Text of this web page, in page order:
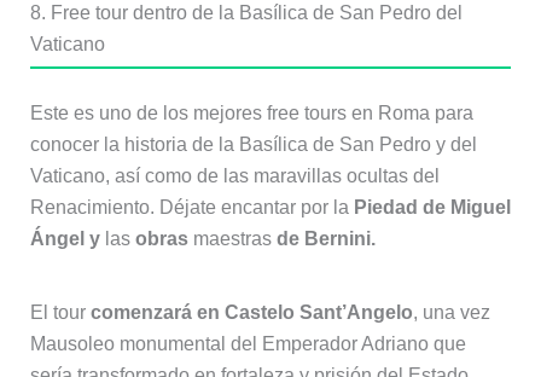
8. Free tour dentro de la Basílica de San Pedro del
Vaticano
Este es uno de los mejores free tours en Roma para
conocer la historia de la Basílica de San Pedro y del
Vaticano, así como de las maravillas ocultas del
Renacimiento. Déjate encantar por la Piedad de Miguel
Ángel ylas obrasmaestras de Bernini.
El tour comenzará en Castelo Sant’Angelo, una vez
Mausoleo monumental del Emperador Adriano que